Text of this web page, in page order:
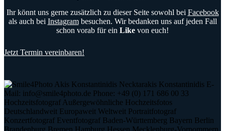
Ihr könnt uns gerne zusätzlich zu dieser Seite sowohl bei Facebook
als auch bei Instagrambesuchen. Wir bedanken uns auf jeden Fall
schon vorab für ein Like von euch!
Jetzt Termin vereinbaren!